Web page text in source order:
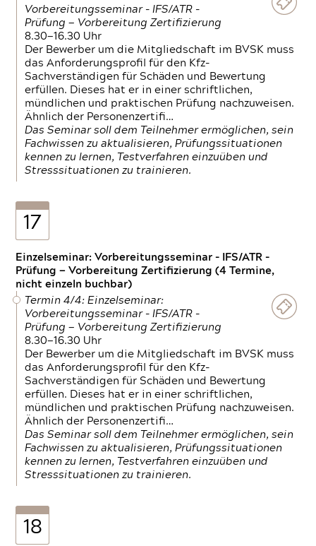
Vorbereitungsseminar - IFS/ATR -
Prüfung — Vorbereitung Zertifizierung
8.30—16.30 Uhr
Der Bewerber um die Mitgliedschaft im BVSK muss
das Anforderungsprofil für den Kfz-
Sachverständigen für Schäden und Bewertung
erfüllen. Dieses hat er in einer schriftlichen,
mündlichen und praktischen Prüfung nachzuweisen.
Ähnlich der Personenzertifi…
Das Seminar soll dem Teilnehmer ermöglichen, sein
Fachwissen zu aktualisieren, Prüfungssituationen
kennen zu lernen, Testverfahren einzuüben und
Stresssituationen zu trainieren.
17
Einzelseminar: Vorbereitungsseminar - IFS/ATR -
Prüfung — Vorbereitung Zertifizierung (4 Termine,
nicht einzeln buchbar)
Termin 4/4: Einzelseminar:
Vorbereitungsseminar - IFS/ATR -
Prüfung — Vorbereitung Zertifizierung
8.30—16.30 Uhr
Der Bewerber um die Mitgliedschaft im BVSK muss
das Anforderungsprofil für den Kfz-
Sachverständigen für Schäden und Bewertung
erfüllen. Dieses hat er in einer schriftlichen,
mündlichen und praktischen Prüfung nachzuweisen.
Ähnlich der Personenzertifi…
Das Seminar soll dem Teilnehmer ermöglichen, sein
Fachwissen zu aktualisieren, Prüfungssituationen
kennen zu lernen, Testverfahren einzuüben und
Stresssituationen zu trainieren.
18